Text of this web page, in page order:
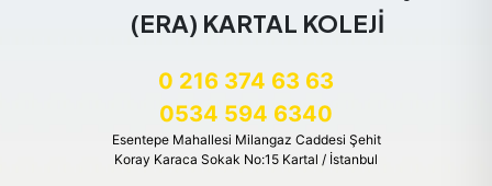
(ERA) KARTAL KOLEJİ
0 216 374 63 63
0534 594 6340
Esentepe Mahallesi Milangaz Caddesi Şehit
Koray Karaca Sokak No:15 Kartal / İstanbul